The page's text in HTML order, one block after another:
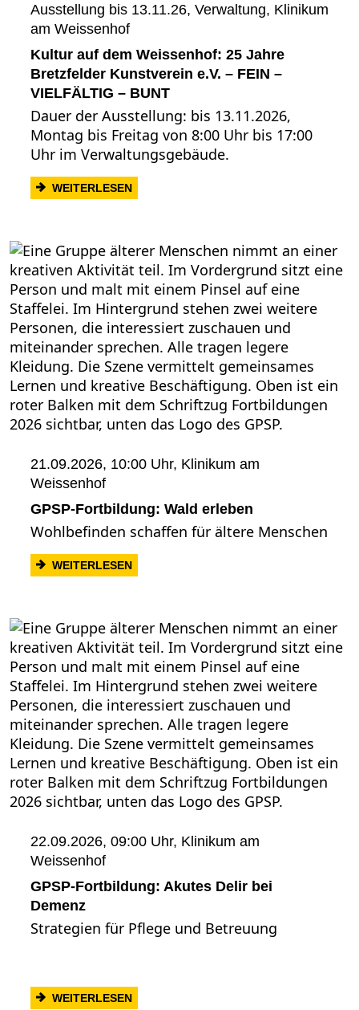
Ausstellung bis 13.11.26, Verwaltung, Klinikum
am Weissenhof
Kultur auf dem Weissenhof: 25 Jahre
Bretzfelder Kunstverein e.V. – FEIN –
VIELFÄLTIG – BUNT
Dauer der Ausstellung: bis 13.11.2026,
Montag bis Freitag von 8:00 Uhr bis 17:00
Uhr im Verwaltungsgebäude.
WEITERLESEN: KULTUR AUF DEM WEISSENHOF: 25
21.09.2026, 10:00 Uhr, Klinikum am
Weissenhof
GPSP-Fortbildung: Wald erleben
Wohlbefinden schaffen für ältere Menschen
WEITERLESEN: GPSP-FORTBILDUNG: WALD ERLEBEN
22.09.2026, 09:00 Uhr, Klinikum am
Weissenhof
GPSP-Fortbildung: Akutes Delir bei
Demenz
Strategien für Pflege und Betreuung
WEITERLESEN: GPSP-FORTBILDUNG: AKUTES DELIR